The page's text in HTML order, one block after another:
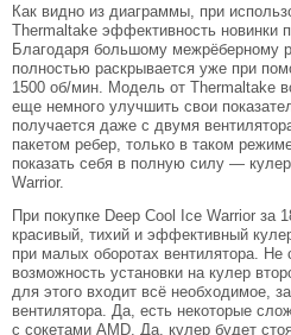
Как видно из диаграммы, при
Thermaltake эффективность новинки
Благодаря большому межрёберному
полностью раскрывается уже при
1500 об/мин. Модель от Thermaltake
еще немного улучшить свои
получается даже с двумя
пакетом ребер, только в таком
показать себя в полную силу —
Warrior.
При покупке Deep Cool Ice Warrior за
красивый, тихий и эффективный
при малых оборотах вентилятора. Не
возможность установки на кулер
для этого входит всё необходимое,
вентилятора. Да, есть некоторые
с сокетами AMD. Да, кулер будет